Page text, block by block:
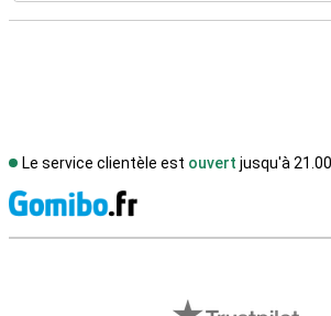
Le service clientèle est ouvert jusqu'à